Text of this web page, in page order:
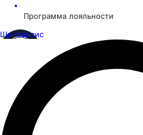
Программа лояльности
Шинсервис